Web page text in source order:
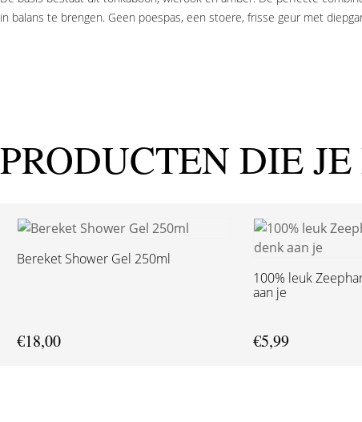
in balans te brengen. Geen poespas, een stoere, frisse geur met
PRODUCTEN DIE
Bereket Shower Gel 250ml
€18,00
100% leuk
aan je
€5,99